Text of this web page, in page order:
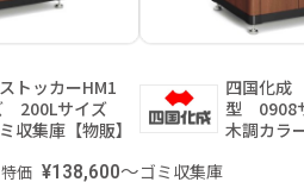
トッカーHM1
200Lサイズ
集庫【物販】
特価 ¥138,600～
四国化成
型 0908
木調カラ
ゴミ収集庫